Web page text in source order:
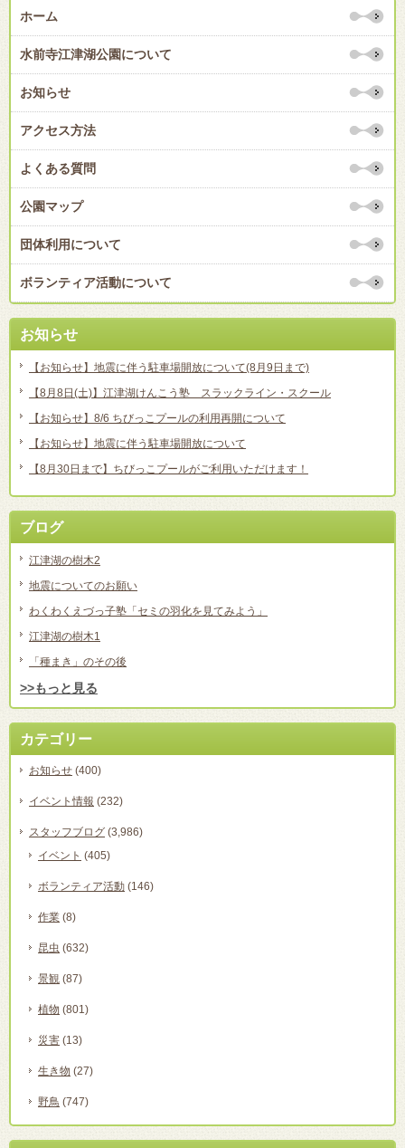
ホーム
水前寺江津湖公園について
お知らせ
アクセス方法
よくある質問
公園マップ
団体利用について
ボランティア活動について
お知らせ
【お知らせ】地震に伴う駐車場開放について(8月9日まで)
【8月8日(土)】江津湖けんこう塾 スラックライン・スクール
【お知らせ】8/6 ちびっこプールの利用再開について
【お知らせ】地震に伴う駐車場開放について
【8月30日まで】ちびっこプールがご利用いただけます！
ブログ
江津湖の樹木2
地震についてのお願い
わくわくえづっ子塾「セミの羽化を見てみよう」
江津湖の樹木1
「種まき」のその後
>>もっと見る
カテゴリー
お知らせ (400)
イベント情報 (232)
スタッフブログ (3,986)
イベント (405)
ボランティア活動 (146)
作業 (8)
昆虫 (632)
景観 (87)
植物 (801)
災害 (13)
生き物 (27)
野鳥 (747)